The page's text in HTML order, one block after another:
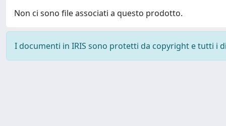
Non ci sono file associati a questo prodotto.
I documenti in IRIS sono protetti da copyright e tutti i